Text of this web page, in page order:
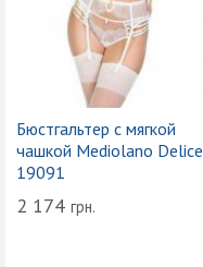
Бюстгальтер с мягкой
чашкой Mediolano Delice
19091
2 174 грн.